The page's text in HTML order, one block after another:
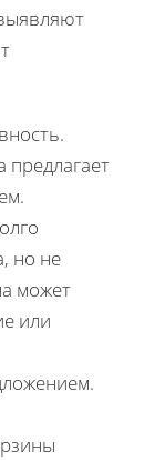
предлагает
но не
может
или